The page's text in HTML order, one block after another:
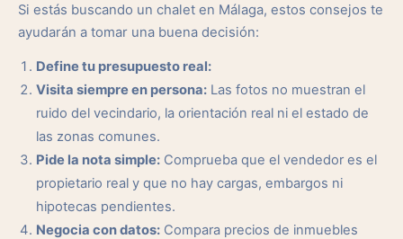
Si estás buscando un chalet en Málaga, estos consejos te
ayudarán a tomar una buena decisión:
Define tu presupuesto real:
Visita siempre en persona: Las fotos no muestran el
ruido del vecindario, la orientación real ni el estado de
las zonas comunes.
Pide la nota simple: Comprueba que el vendedor es el
propietario real y que no hay cargas, embargos ni
hipotecas pendientes.
Negocia con datos: Compara precios de inmuebles